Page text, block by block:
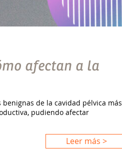
afectan a la
de la cavidad pélvica más
pudiendo afectar
Leer más >